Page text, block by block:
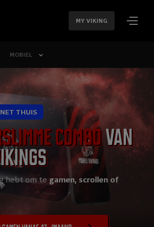
MY VIKING
MOBIEL
THUIS
combovan
hebt om te gamen, scrollen of